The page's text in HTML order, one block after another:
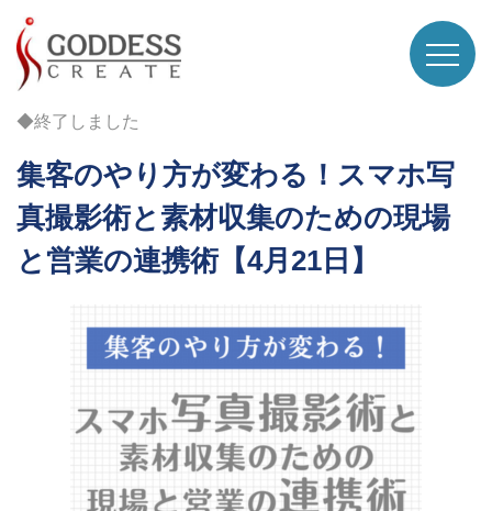
◆終了しました
集客のやり方が変わる！スマホ写
真撮影術と素材収集のための現場
と営業の連携術【4月21日】